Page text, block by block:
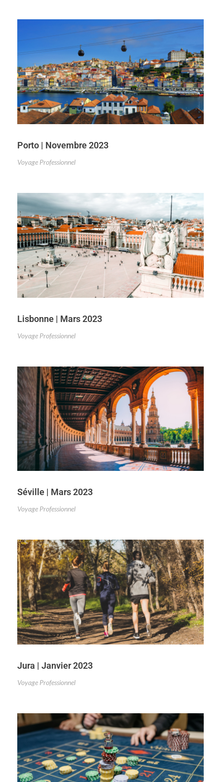
Porto | Novembre 2023
Voyage Professionnel
Lisbonne | Mars 2023
Voyage Professionnel
Séville | Mars 2023
Voyage Professionnel
Jura | Janvier 2023
Voyage Professionnel